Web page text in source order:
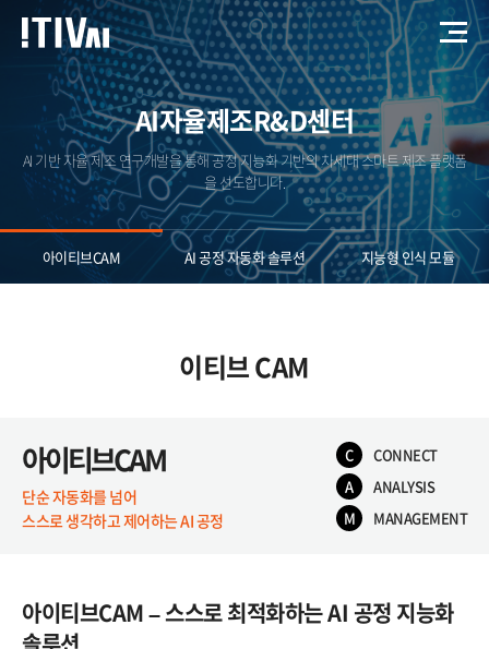
AI자율제조R&D센터
AI 기반 자율 제조 연구개발을 통해 공정 지능화 기반의 차세대 스마트 제조 플랫폼
을 선도합니다.
아이티브CAM​ AI 공정 자동화 솔루션​ 지능형 ​인식 모듈
이티브 CAM
아이티브CAM​​
단순 자동화를 넘어​
스스로 생각하고 제어하는 AI 공정
C
CONNECT​
A
ANALYSIS​
M
MANAGEMENT​
아이티브CAM – 스스로 최적화하는 AI 공정 지능화